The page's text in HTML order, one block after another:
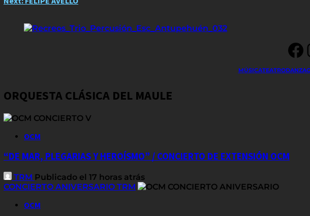
navigation
MÚSICATEATRODANZA
ORQUESTA CLÁSICA DEL MAULE
OCM
“DE MAR, PLEGARIAS Y HEROÍSMO” / CONCIERTO DE EXTENSIÓN OCM
TRM Publicado el 17 horas atrás
CONCIERTO ANIVERSARIO TRM
OCM